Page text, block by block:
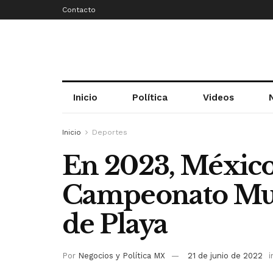
Contacto
Inicio Política Videos
Inicio Deportes
En 2023,
Campeonato
de Playa
Por Negocios y Política MX 21 de junio de 2022